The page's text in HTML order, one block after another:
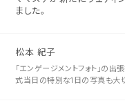
ました。
松本 紀子
「エンゲージメントフォト」の
式当日の特別な1日の写真も大